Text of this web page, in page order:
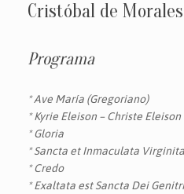
Cristóbal de Morales
Programa
* Ave María (Gregoriano)
* Kyrie Eleison – Christe
* Gloria
* Sancta et Inmaculata
* Credo
* Exaltata est Sancta Dei